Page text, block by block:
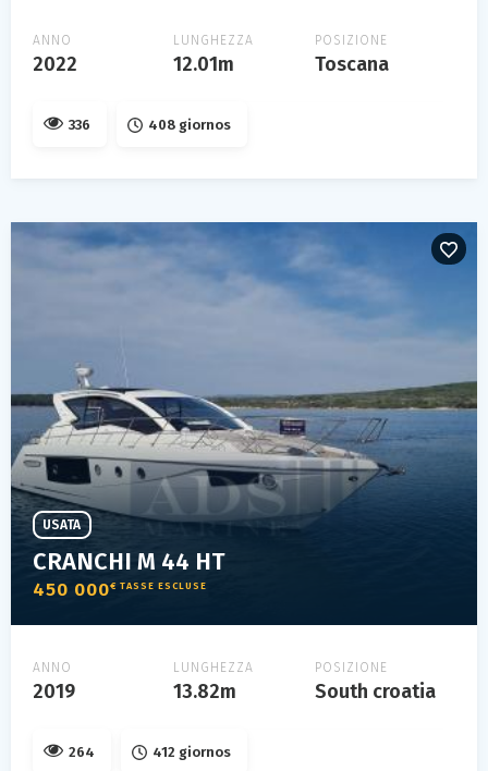
ANNO
2022
LUNGHEZZA
12.01m
POSIZIONE
Toscana
336 408 giornos
CRANCHI M 44 HT
450 000€ TASSE ESCLUSE
USATA
ANNO
2019
LUNGHEZZA
13.82m
POSIZIONE
South croatia
264 412 giornos